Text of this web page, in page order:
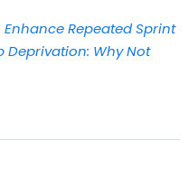
Repeated Sprint
Deprivation: Why Not